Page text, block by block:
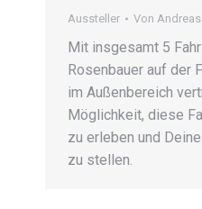
Aussteller Von
Mit insgesamt 5
Rosenbauer auf der
im Außenbereich
Möglichkeit, diese
zu erleben und
zu stellen.